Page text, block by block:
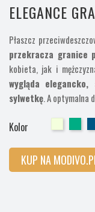
ELEGANCE
Płaszcz
przekracza granice
kobieta, jak i
wygląda
sylwetkę. A optymalna
Kolor
KUP NA